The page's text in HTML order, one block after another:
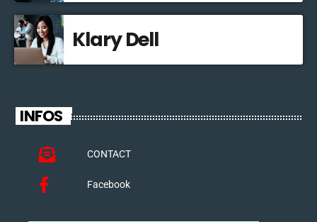
Klary Dell
INFOS
CONTACT
Facebook